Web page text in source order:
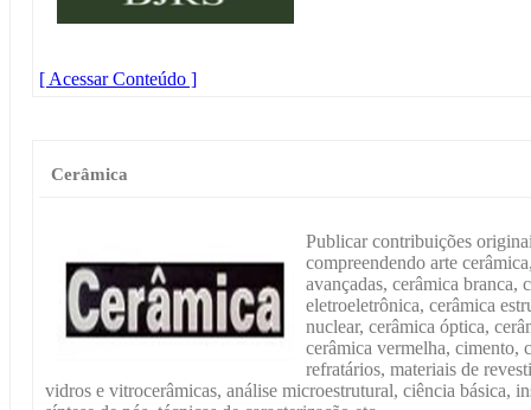
[ Acessar Conteúdo ]
Cerâmica
Publicar contribuições
compreendendo arte
avançadas, cerâmica branca,
eletroeletrônica, cerâmica
nuclear, cerâmica óptica,
cerâmica vermelha, cimento,
refratários, materiais de
vidros e vitrocerâmicas, análise microestrutural, ciência básica,